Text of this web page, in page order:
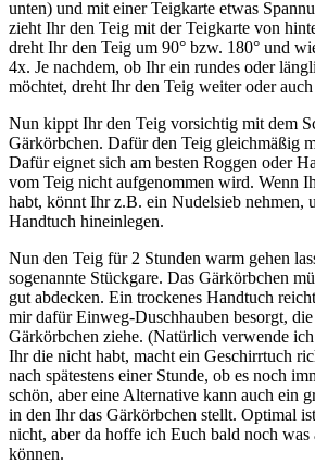
unten) und mit einer Teigkarte etwas
zieht Ihr den Teig mit der Teigkarte von
dreht Ihr den Teig um 90° bzw. 180° und
4x. Je nachdem, ob Ihr ein rundes oder
möchtet, dreht Ihr den Teig weiter oder
Nun kippt Ihr den Teig vorsichtig mit dem
Gärkörbchen. Dafür den Teig gleichmäßig
Dafür eignet sich am besten Roggen oder
vom Teig nicht aufgenommen wird. Wenn
habt, könnt Ihr z.B. ein Nudelsieb nehmen,
Handtuch hineinlegen.
Nun den Teig für 2 Stunden warm gehen
sogenannte Stückgare. Das Gärkörbchen
gut abdecken. Ein trockenes Handtuch
mir dafür Einweg-Duschhauben besorgt,
Gärkörbchen ziehe. (Natürlich verwende
Ihr die nicht habt, macht ein Geschirrtuch
nach spätestens einer Stunde, ob es noch
schön, aber eine Alternative kann auch ein
in den Ihr das Gärkörbchen stellt. Optimal
nicht, aber da hoffe ich Euch bald noch was
können.